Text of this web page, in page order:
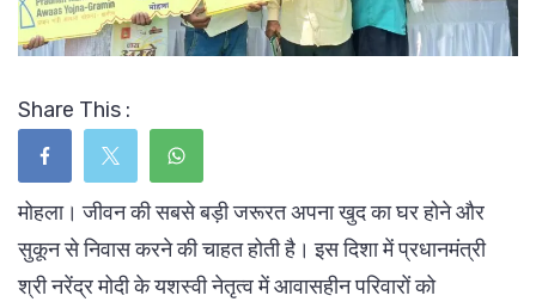
Share This :
मोहला। जीवन की सबसे बड़ी जरूरत अपना खुद का घर होने और
सुकून से निवास करने की चाहत होती है। इस दिशा में प्रधानमंत्री
श्री नरेंद्र मोदी के यशस्वी नेतृत्व में आवासहीन परिवारों को